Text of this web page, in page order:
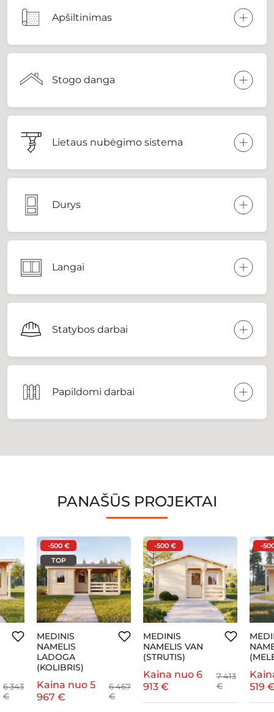
Apšiltinimas
Stogo danga
Lietaus nubėgimo sistema
Durys
Langai
Statybos darbai
Papildomi darbai
PANAŠŪS PROJEKTAI
6 343
€
-500 €
TOP
MEDINIS
NAMELIS
LADOGA
(KOLIBRIS)
Kaina nuo 5
967 €
6 467
€
-500 €
MEDINIS
NAMELIS VAN
(STRUTIS)
Kaina nuo 6
913 €
7 413
€
-
519